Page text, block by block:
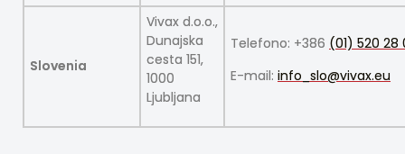
Slovenia
Vivax d.o.o.,
Dunajska
cesta 151,
1000
Ljubljana
Telefono: +386 (01) 520 28
E-mail: info_slo@vivax.eu